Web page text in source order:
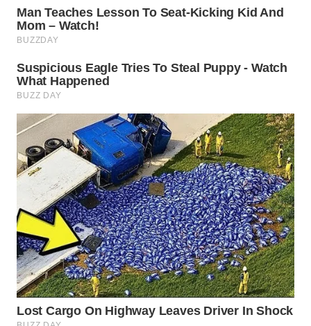
WN
SEMARANG
WN
SOLO
BOROBUDUR
WN
MADURA
WN
SURABAYA
WN
NATUNA